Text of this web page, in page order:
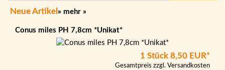
Neue Artikel » mehr »
Conus miles PH 7,8cm *Unikat*
1 Stück 8,50 EUR*
Gesamtpreis zzgl. Versandkosten